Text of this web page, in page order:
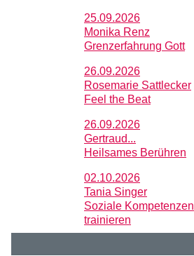
25.09.2026
Monika Renz
Grenzerfahrung Gott
26.09.2026
Rosemarie Sattlecker
Feel the Beat
26.09.2026
Gertraud...
Heilsames Berühren
02.10.2026
Tania Singer
Soziale Kompetenzen
trainieren